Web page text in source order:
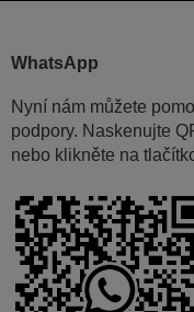
WhatsApp
Nyní nám můžete
podpory. Naskenujte
nebo klikněte na